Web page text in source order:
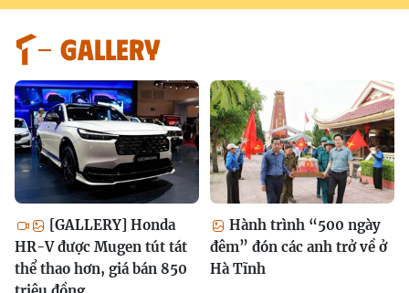
GALLERY
[GALLERY] Honda
HR-V được Mugen tút tát
thể thao hơn, giá bán 850
Hành trình “500 ngày
đêm” đón các anh trở về ở
Hà Tĩnh